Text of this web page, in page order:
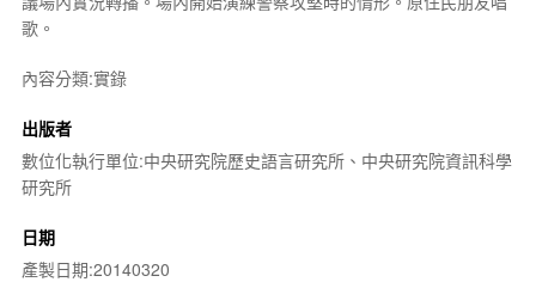
歌。
內容分類:實錄
出版者
數位化執行單位:中央研究院歷史語言研究所、中央研究院資訊科學
研究所
日期
產製日期:20140320